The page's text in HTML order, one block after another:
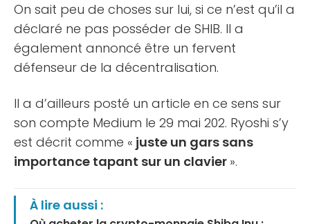
On sait peu de choses sur lui, si ce n’est qu’il a
déclaré ne pas posséder de SHIB. Il a
également annoncé être un fervent
défenseur de la décentralisation.
Il a d’ailleurs posté un article en ce sens sur
son compte Medium le 29 mai 202. Ryoshi s’y
est décrit comme « juste un gars sans
importance tapant sur un clavier ».
À lire aussi :